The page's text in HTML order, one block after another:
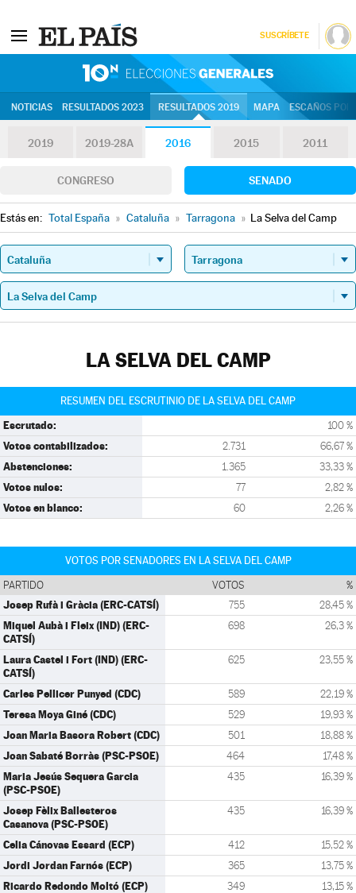
SUSCRÍBETE
NOTICIAS RESULTADOS 2023 RESULTADOS 2019 MAPA ESCAÑOS
2019 2019-28A 2016 2015 2011
CONGRESO SENADO
Estás en: Total España » Cataluña » Tarragona » La Selva del Camp
LA SELVA DEL CAMP
RESUMEN DEL ESCRUTINIO DE LA SELVA DEL CAMP
Escrutado: 100 %
Votos contabilizados: 2.731 66,67 %
Abstenciones: 1.365 33,33 %
Votos nulos: 77 2,82 %
Votos en blanco: 60 2,26 %
VOTOS POR SENADORES EN LA SELVA DEL CAMP
PARTIDO VOTOS %
Josep Rufà i Gràcia (ERC-CATSÍ) 755 28,45 %
Miquel Aubà i Fleix (IND) (ERC-
CATSÍ)
698 26,3 %
Laura Castel i Fort (IND) (ERC-
CATSÍ)
625 23,55 %
Carles Pellicer Punyed (CDC) 589 22,19 %
Teresa Moya Giné (CDC) 529 19,93 %
Joan Maria Basora Robert (CDC) 501 18,88 %
Joan Sabaté Borràs (PSC-PSOE) 464 17,48 %
Maria Jesús Sequera Garcia
(PSC-PSOE)
435 16,39 %
Josep Fèlix Ballesteros
Casanova (PSC-PSOE)
435 16,39 %
Celia Cánovas Essard (ECP) 412 15,52 %
Jordi Jordan Farnós (ECP) 365 13,75 %
Ricardo Redondo Moltó (ECP) 349 13,15 %